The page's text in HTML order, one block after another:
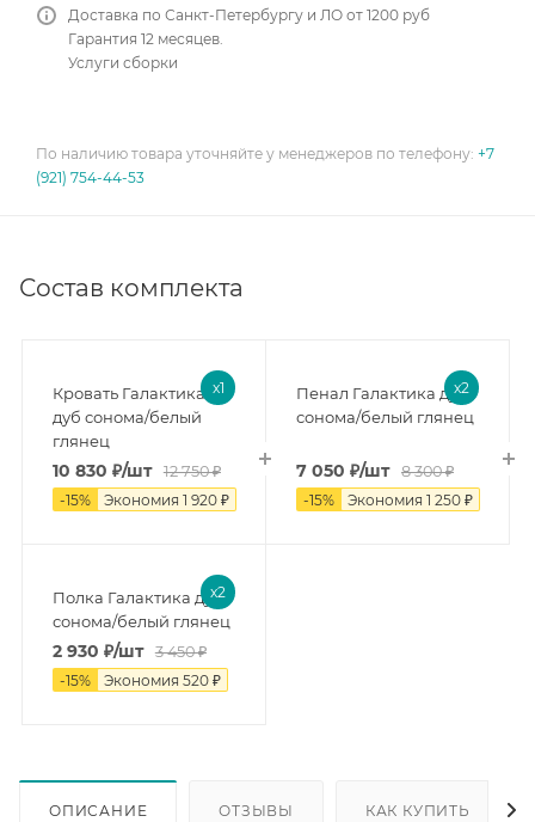
Доставка по Санкт-Петербургу и ЛО от 1200 руб
Гарантия 12 месяцев.
Услуги сборки
По наличию товара уточняйте у менеджеров по телефону: +7
(921) 754-44-53
Состав комплекта
x1
Кровать Галактика
дуб сонома/белый
глянец
10 830 ₽/шт 12 750₽
-15% Экономия 1 920₽
x2
Пенал Галактика дуб
сонома/белый глянец
7 050 ₽/шт 8 300₽
-15% Экономия 1 250 ₽
x2
Полка Галактика дуб
сонома/белый глянец
2 930 ₽/шт 3 450₽
-15% Экономия 520₽
ОПИСАНИЕ ОТЗЫВЫ КАК КУПИТЬ